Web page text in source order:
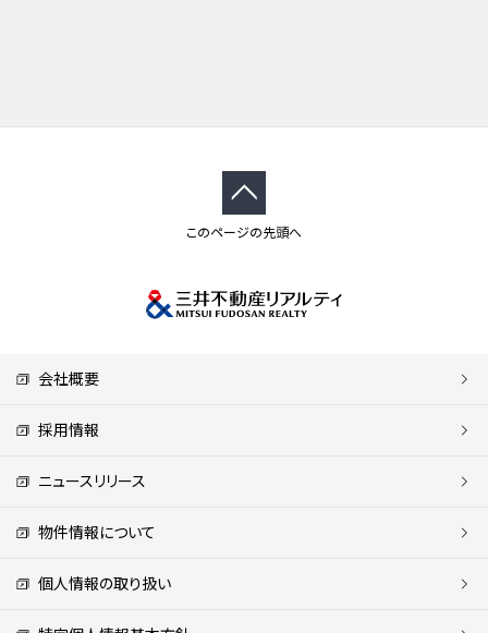
このページの先頭へ
会社概要
採用情報
ニュースリリース
物件情報について
個人情報の取り扱い